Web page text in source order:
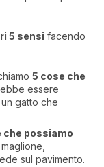
5 sensi facendo
5 cose che
essere
gatto che
che possiamo
sul pavimento.